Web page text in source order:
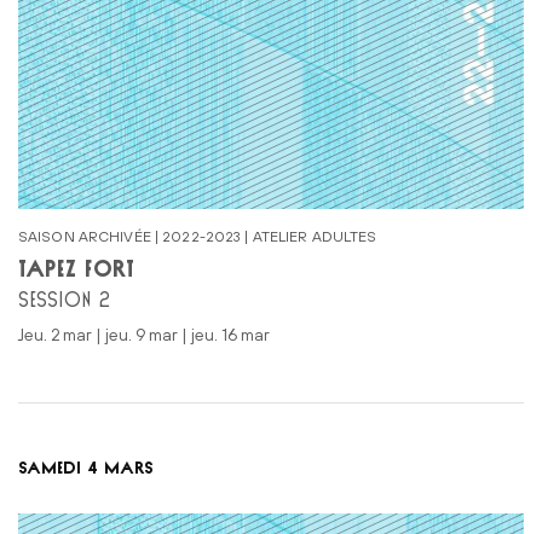
SAISON ARCHIVÉE | 2022-2023 | ATELIER ADULTES
TAPEZ FORT
SESSION 2
jeu. 2 mar | jeu. 9 mar | jeu. 16 mar
SAMEDI 4 MARS